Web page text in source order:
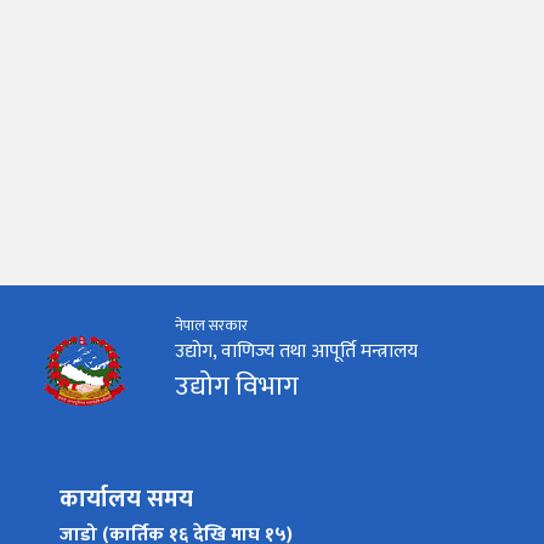
नेपाल सरकार
उद्योग, वाणिज्य तथा आपूर्ति मन्त्रालय
उद्योग विभाग
कार्यालय समय
जाडो (कार्तिक १६ देखि माघ १५)